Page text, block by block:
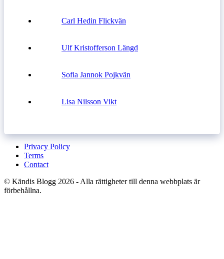
Carl Hedin Flickvän
Ulf Kristofferson Längd
Sofia Jannok Pojkvän
Lisa Nilsson Vikt
Privacy Policy
Terms
Contact
© Kändis Blogg 2026 - Alla rättigheter till denna webbplats är
förbehållna.